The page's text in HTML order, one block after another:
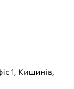
1, Кишинів,